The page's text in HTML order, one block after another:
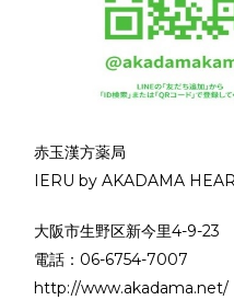
赤玉漢方薬局
IERU by AKADAMA
大阪市生野区新今里4-9-23
電話：06-6754-7007
http://www.akadama.net/